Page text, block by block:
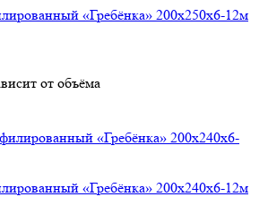
«Гребёнка» 200х250х6-12м
от объёма
«Гребёнка» 200х240х6-12м